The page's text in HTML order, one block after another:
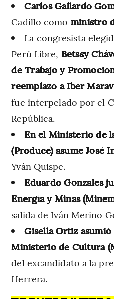
Carlos Gallardo
Cadillo como ministro
La congresista
Perú Libre, Betssy
de Trabajo y
reemplazo a Iber
fue interpelado por el
República.
En el Ministerio de
(Produce) asume José
Yván Quispe.
Eduardo Gonzales
Energía y Minas
salida de Iván Merino
Gisella Ortiz
Ministerio de Cultura
del excandidato a la
Herrera.